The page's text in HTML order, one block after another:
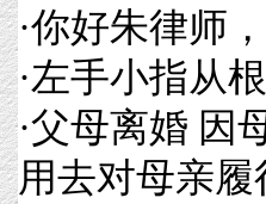
·你好朱律师
·左手小指从
·父母离婚 因
用去对母亲